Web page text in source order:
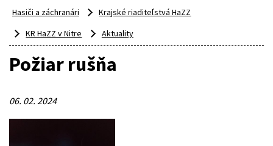
Hasiči a záchranári
Krajské riaditeľstvá HaZZ
KR HaZZ v Nitre
Aktuality
Požiar rušňa
06. 02. 2024